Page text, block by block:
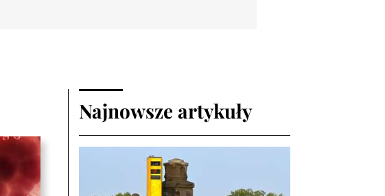
Najnowsze artykuły